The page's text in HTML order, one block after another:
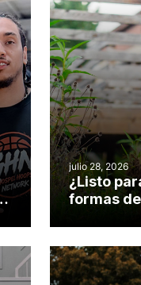
julio 28, 2026
¿Listo
formas